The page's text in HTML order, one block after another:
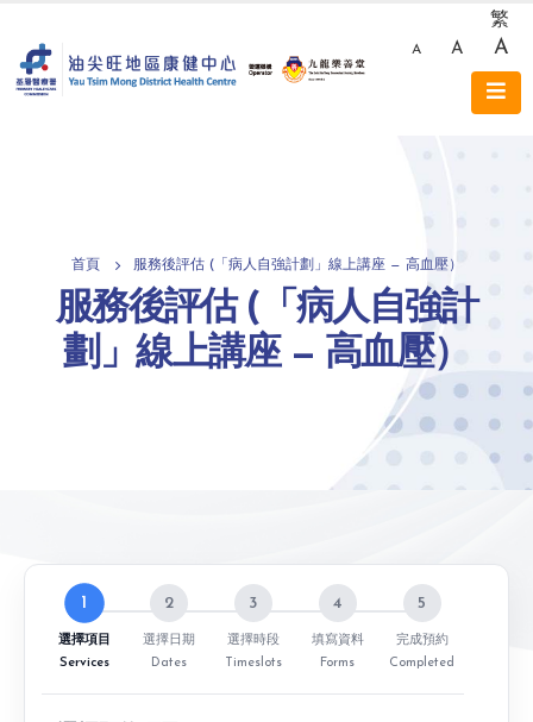
繁
A A A
首頁 服務後評估 (「病人自強計劃」線上講座 — 高血壓）
服務後評估 (「病人自強計
劃」線上講座 — 高血壓）
1
選擇項目
Services
2
選擇日期
Dates
3
選擇時段
Timeslots
4
填寫資料
Forms
5
完成預約
Completed